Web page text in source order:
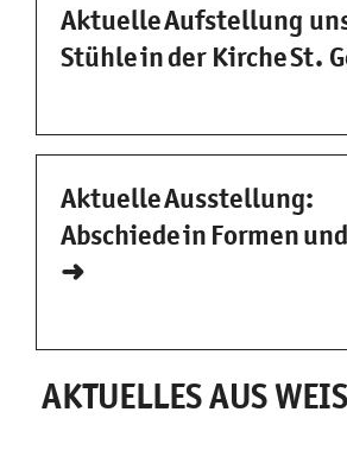
Aktuelle Aufstellung
Stühle in der Kirche St.
Aktuelle Ausstellung:
Abschiede in Formen
➜
AKTUELLES AUS